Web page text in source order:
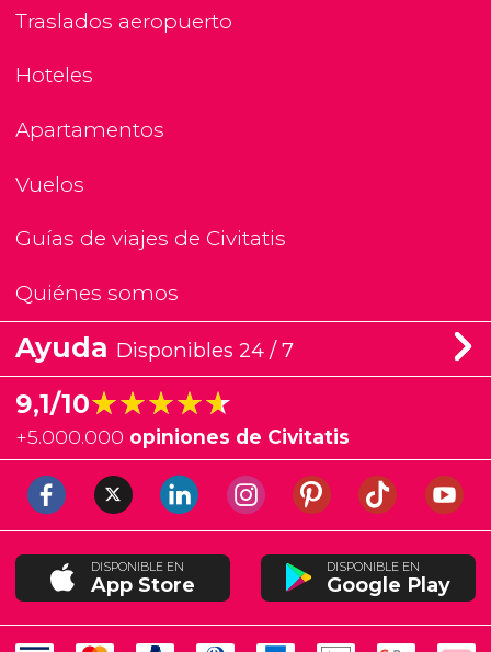
Traslados aeropuerto
Hoteles
Apartamentos
Vuelos
Guías de viajes de Civitatis
Quiénes somos
Ayuda Disponibles 24 / 7
9,1/10★★★★★
★★★★★
+5.000.000 opiniones de Civitatis
DISPONIBLE EN
App Store
DISPONIBLE EN
Google Play